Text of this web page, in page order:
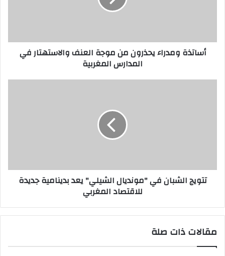
أساتذة ومدراء يحذرون من موجة العنف والاستهتار في
المدارس المغربية
تتويج الشبان في "مونديال الشيلي" يعد بدينامية جديدة
للاقتصاد المغربي
مقالات ذات صلة